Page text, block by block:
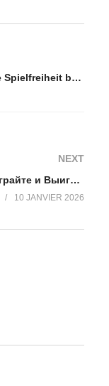
Casino mit keinem 1 Euro Limit: Größere Spielfreiheit beim Online Gaming
NEXT
Gamdom Casino Online Slots Знайте, Играйте и Выигрывайте!
10 JANVIER 2026